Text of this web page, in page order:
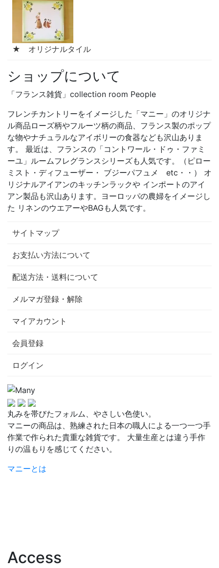
★ オリジナルタイル
ショップについて
「フランス雑貨」collection room People
フレンチカントリーをイメージした「マニー」のオリジナ
ル商品ローズ柄やフルーツ柄の商品、フランス製のポップ
な物やナチュラルなアイボリーの食器なども沢山ありま
す。 最近は、フランスの「コントワール・ドゥ・ファミ
ーユ」ルームフレグランスシリーズも人気です。（ピロー
ミスト・ディフューザー・ ブジーパフュメ etc・・） オ
リジナルアイアンのキッチンラックや インポートのアイ
アン製品も沢山あります。ヨーロッパの農婦をイメージし
た リネンのウエアーやBAGも人気です。
サイトマップ
お支払い方法について
配送方法・送料について
メルマガ登録・解除
マイアカウント
会員登録
ログイン
丸みを帯びたフォルム、やさしい色使い。
マニーの商品は、熟練された日本の職人による一つ一つ手
作業で作られた貴重な雑貨です。 大量生産とは違う手作
りの温もりを感じてください。
マニーとは
Access